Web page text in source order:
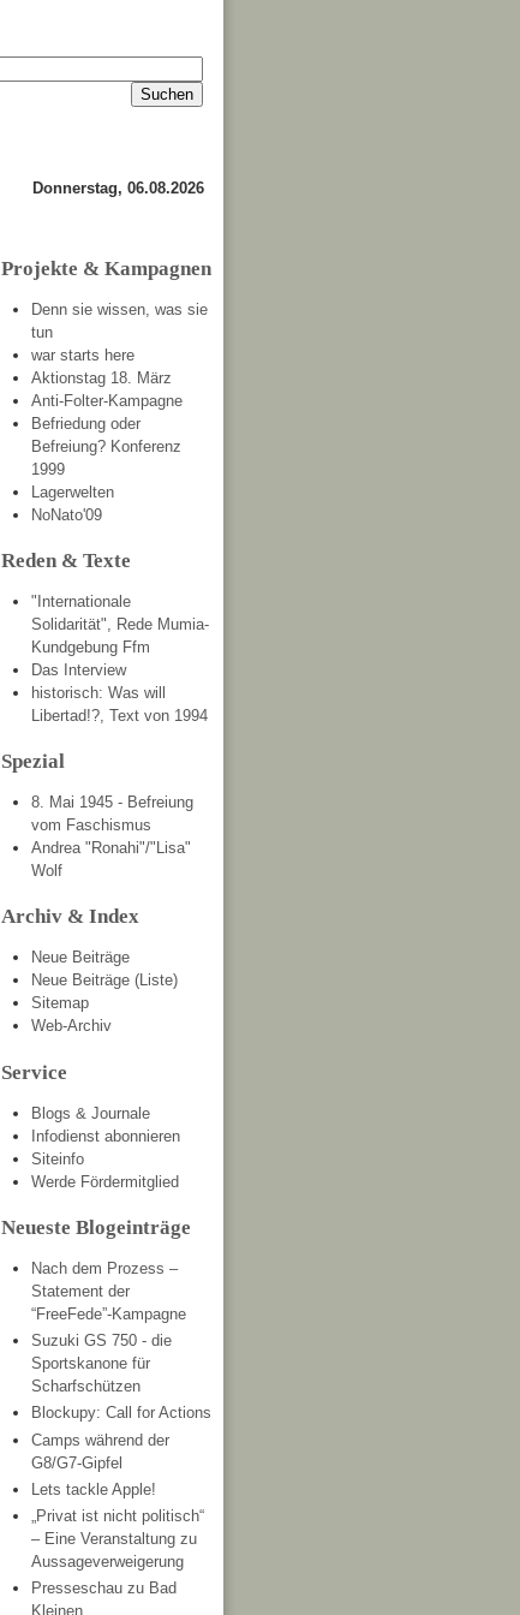
Donnerstag, 06.08.2026
Projekte & Kampagnen
Denn sie wissen, was sie
tun
war starts here
Aktionstag 18. März
Anti-Folter-Kampagne
Befriedung oder
Befreiung? Konferenz
1999
Lagerwelten
NoNato'09
Reden & Texte
"Internationale
Solidarität", Rede Mumia-
Kundgebung Ffm
Das Interview
historisch: Was will
Libertad!?, Text von 1994
Spezial
8. Mai 1945 - Befreiung
vom Faschismus
Andrea "Ronahi"/"Lisa"
Wolf
Archiv & Index
Neue Beiträge
Neue Beiträge (Liste)
Sitemap
Web-Archiv
Service
Blogs & Journale
Infodienst abonnieren
Siteinfo
Werde Fördermitglied
Neueste Blogeinträge
Nach dem Prozess –
Statement der
“FreeFede”-Kampagne
Suzuki GS 750 - die
Sportskanone für
Scharfschützen
Blockupy: Call for Actions
Camps während der
G8/G7-Gipfel
Lets tackle Apple!
„Privat ist nicht politisch“
– Eine Veranstaltung zu
Aussageverweigerung
Presseschau zu Bad
Kleinen